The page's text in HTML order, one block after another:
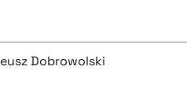
Dobrowolski